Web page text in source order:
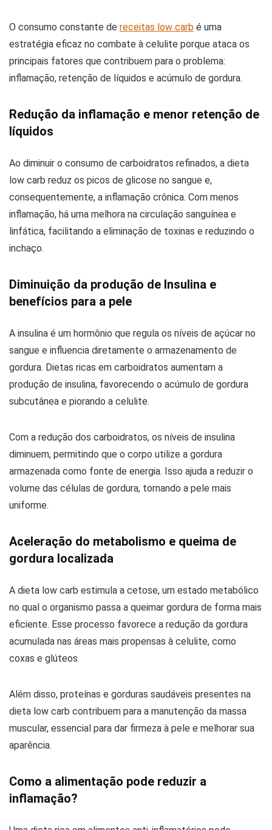
O consumo constante de receitas low carb é uma
estratégia eficaz no combate à celulite porque ataca os
principais fatores que contribuem para o problema:
inflamação, retenção de líquidos e acúmulo de gordura.
Redução da inflamação e menor retenção de
líquidos
Ao diminuir o consumo de carboidratos refinados, a dieta
low carb reduz os picos de glicose no sangue e,
consequentemente, a inflamação crônica. Com menos
inflamação, há uma melhora na circulação sanguínea e
linfática, facilitando a eliminação de toxinas e reduzindo o
inchaço.
Diminuição da produção de Insulina e
benefícios para a pele
A insulina é um hormônio que regula os níveis de açúcar no
sangue e influencia diretamente o armazenamento de
gordura. Dietas ricas em carboidratos aumentam a
produção de insulina, favorecendo o acúmulo de gordura
subcutânea e piorando a celulite.
Com a redução dos carboidratos, os níveis de insulina
diminuem, permitindo que o corpo utilize a gordura
armazenada como fonte de energia. Isso ajuda a reduzir o
volume das células de gordura, tornando a pele mais
uniforme.
Aceleração do metabolismo e queima de
gordura localizada
A dieta low carb estimula a cetose, um estado metabólico
no qual o organismo passa a queimar gordura de forma mais
eficiente. Esse processo favorece a redução da gordura
acumulada nas áreas mais propensas à celulite, como
coxas e glúteos.
Além disso, proteínas e gorduras saudáveis presentes na
dieta low carb contribuem para a manutenção da massa
muscular, essencial para dar firmeza à pele e melhorar sua
aparência.
Como a alimentação pode reduzir a
inflamação?